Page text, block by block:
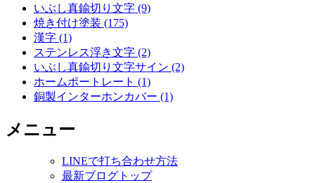
いぶし真鍮切り文字 (9)
焼き付け塗装 (175)
漢字 (1)
ステンレス浮き文字 (2)
いぶし真鍮切り文字サイン (2)
ホームポートレート (1)
銅製インターホンカバー (1)
メニュー
LINEで打ち合わせ方法
最新ブログトップ